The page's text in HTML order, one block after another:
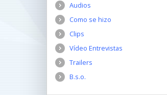
Audios
Como se hizo
Clips
Vídeo Entrevistas
Trailers
B.s.o.